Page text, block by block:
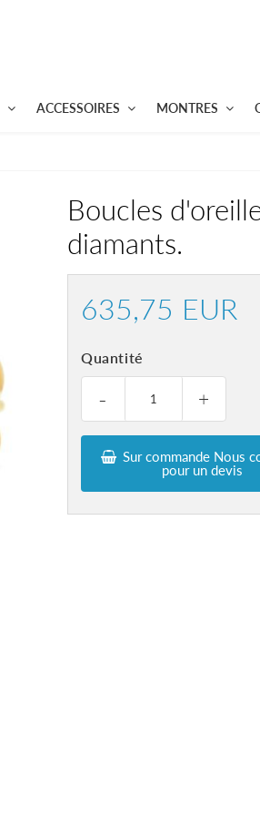
ACCESSOIRES MONTRES
Boucles
diamants.
635,75 EUR
Quantité
+
-
Sur commande Nous
pour un devis